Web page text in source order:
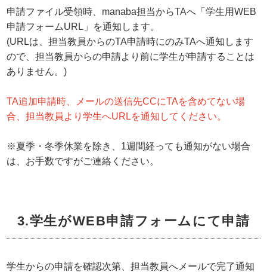
申請ファイル受領時、manaba担当からTAへ「学生用WEB
申請フォームURL」を通知します。
(URLは、担当教員からのTA申請時にのみTAへ通知します
ので、担当教員からの申請より前に学生が申請することは
ありません。)
TA追加申請時、メールの送信先CCにTAを含めてない場
合、担当教員より学生へURLを通知してください。
※夏季・冬季休業を除き、1週間経っても通知がない場合
は、お手数ですがご連絡ください。
3.学生がWEB申請フォームにて申請
学生からの申請を確認次第、担当教員へメールで完了通知